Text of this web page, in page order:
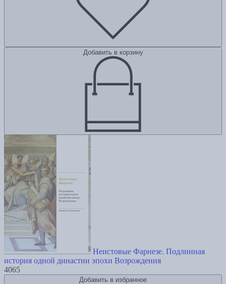
Добавить в корзину
Неистовые Фарнезе. Подлинная
история одной династии эпохи Возрождения
4065
Добавить в избранное